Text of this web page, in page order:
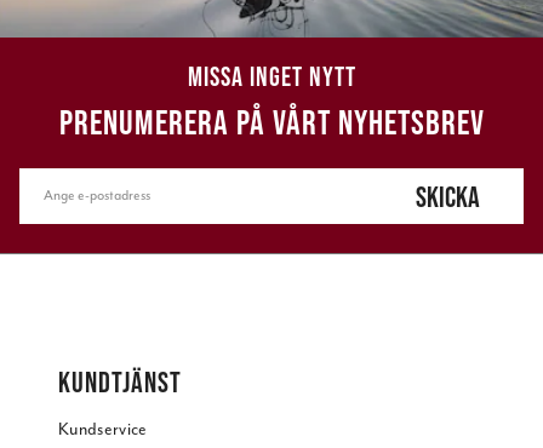
MISSA INGET NYTT
PRENUMERERA PÅ VÅRT NYHETSBREV
SKICKA
KUNDTJÄNST
Kundservice